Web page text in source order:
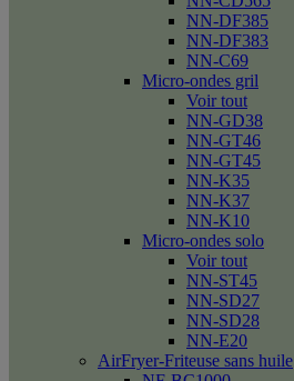
NN-DF385
NN-DF383
NN-C69
Micro-ondes gril
Voir tout
NN-GD38
NN-GT46
NN-GT45
NN-K35
NN-K37
NN-K10
Micro-ondes solo
Voir tout
NN-ST45
NN-SD27
NN-SD28
NN-E20
AirFryer-Friteuse sans huile